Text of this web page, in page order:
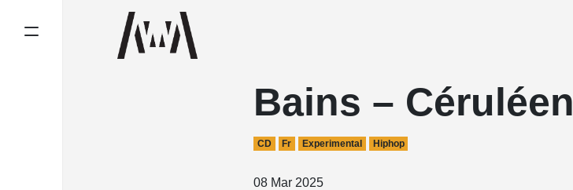
Bains – Céruléen
CD Fr Experimental Hiphop
08 Mar 2025